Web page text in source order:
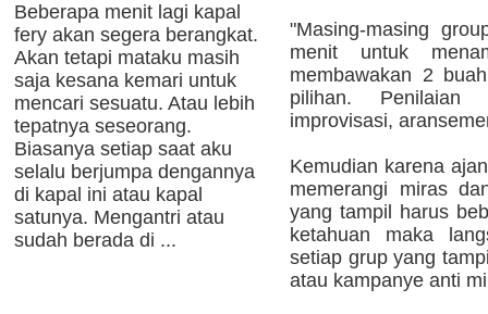
Beberapa menit lagi kapal
fery akan segera berangkat.
Akan tetapi mataku masih
saja kesana kemari untuk
mencari sesuatu. Atau lebih
tepatnya seseorang.
Biasanya setiap saat aku
selalu berjumpa dengannya
di kapal ini atau kapal
satunya. Mengantri atau
sudah berada di ...
"Masing-masing
menit untuk
membawakan 2
pilihan. Penilaian
improvisasi,
Kemudian karena
memerangi miras
yang tampil harus
ketahuan maka
setiap grup yang
atau kampanye anti